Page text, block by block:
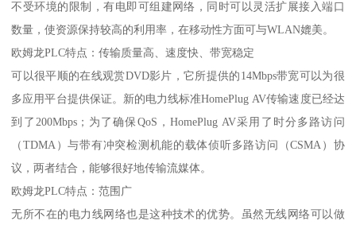
不受环境的限制，有电即可组建网络，同时可以灵活扩展接入端口
数量，使资源保持较高的利用率，在移动性方面可与WLAN媲美。
欧姆龙PLC特点：传输质量高、速度快、带宽稳定
可以很平顺的在线观赏DVD影片，它所提供的14Mbps带宽可以为很
多应用平台提供保证。新的电力线标准HomePlug AV传输速度已经达
到了200Mbps；为了确保QoS，HomePlug AV采用了时分多路访问
（TDMA）与带有冲突检测机能的载体侦听多路访问（CSMA）协
议，两者结合，能够很好地传输流媒体。
欧姆龙PLC特点：范围广
无所不在的电力线网络也是这种技术的优势。虽然无线网络可以做